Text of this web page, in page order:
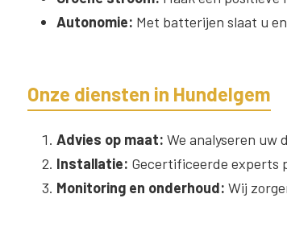
Autonomie: Met batterijen slaat u
Onze diensten in Hundelgem
Advies op maat: We analyseren uw
Installatie: Gecertificeerde experts
Monitoring en onderhoud: Wij